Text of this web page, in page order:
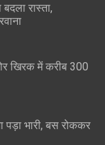
रास्ता,
खिरक में करीब 300
पड़ा भारी, बस रोककर